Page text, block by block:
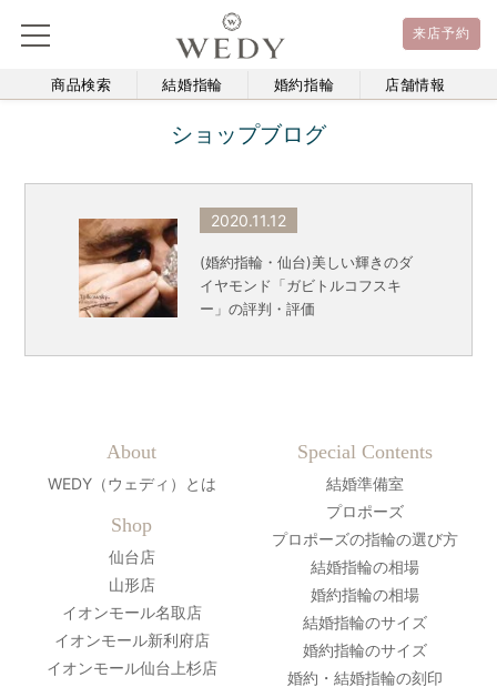
来店予約
商品検索 結婚指輪 婚約指輪 店舗情報
ショップブログ
2020.11.12
(婚約指輪・仙台)美しい輝きのダ
イヤモンド「ガビトルコフスキ
ー」の評判・評価
About
WEDY（ウェディ）とは
Shop
仙台店
山形店
イオンモール名取店
イオンモール新利府店
イオンモール仙台上杉店
Special Contents
結婚準備室
プロポーズ
プロポーズの指輪の選び方
結婚指輪の相場
婚約指輪の相場
結婚指輪のサイズ
婚約指輪のサイズ
婚約・結婚指輪の刻印